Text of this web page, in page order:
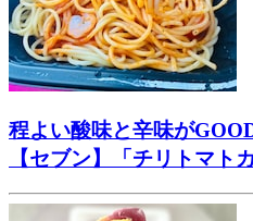
程よい酸味と辛味が
【セブン】「チリトマト